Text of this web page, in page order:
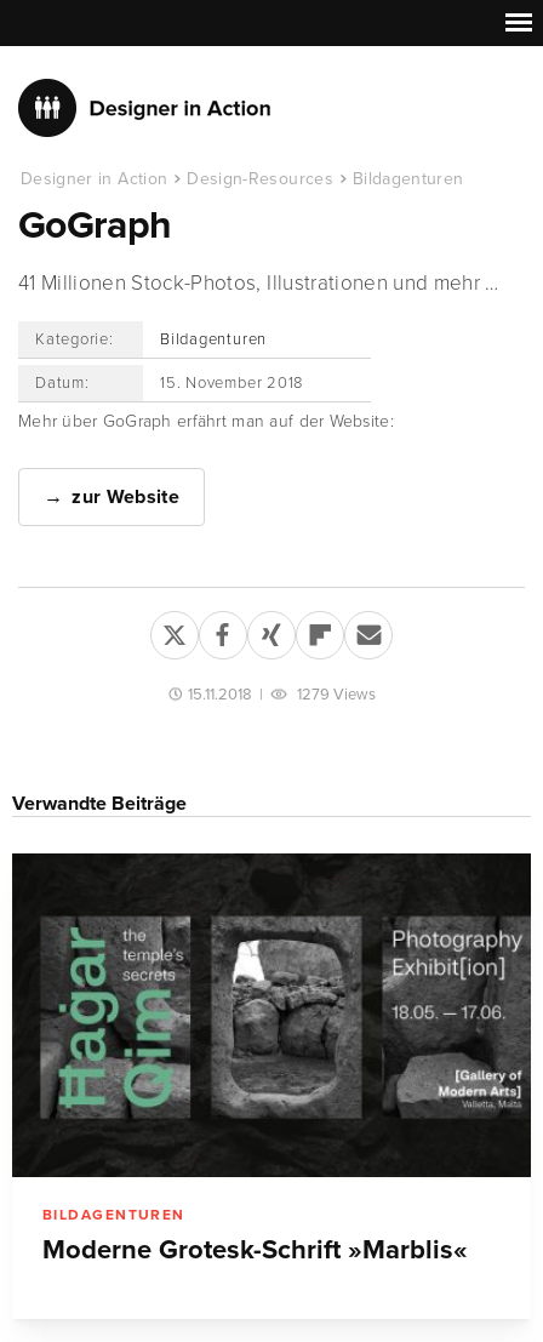
Designer in Action Design-Resources Bildagenturen
GoGraph
41 Millionen Stock-Photos, Illustrationen und mehr …
Kategorie: Bildagenturen
Datum: 15. November 2018
Mehr über GoGraph erfährt man auf der Website:
zur Website
15.11.2018 | 1279 Views
Verwandte Beiträge
BILDAGENTUREN
Moderne Grotesk-Schrift »Marblis«